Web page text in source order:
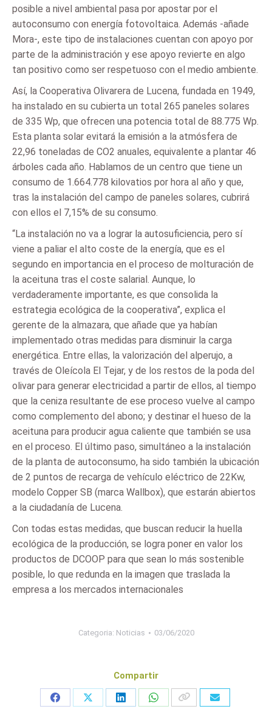
posible a nivel ambiental pasa por apostar por el
autoconsumo con energía fotovoltaica. Además -añade
Mora-, este tipo de instalaciones cuentan con apoyo por
parte de la administración y ese apoyo revierte en algo
tan positivo como ser respetuoso con el medio ambiente.
Así, la Cooperativa Olivarera de Lucena, fundada en 1949,
ha instalado en su cubierta un total 265 paneles solares
de 335 Wp, que ofrecen una potencia total de 88.775 Wp.
Esta planta solar evitará la emisión a la atmósfera de
22,96 toneladas de CO2 anuales, equivalente a plantar 46
árboles cada año. Hablamos de un centro que tiene un
consumo de 1.664.778 kilovatios por hora al año y que,
tras la instalación del campo de paneles solares, cubrirá
con ellos el 7,15% de su consumo.
“La instalación no va a lograr la autosuficiencia, pero sí
viene a paliar el alto coste de la energía, que es el
segundo en importancia en el proceso de molturación de
la aceituna tras el coste salarial. Aunque, lo
verdaderamente importante, es que consolida la
estrategia ecológica de la cooperativa”, explica el
gerente de la almazara, que añade que ya habían
implementado otras medidas para disminuir la carga
energética. Entre ellas, la valorización del alperujo, a
través de Oleícola El Tejar, y de los restos de la poda del
olivar para generar electricidad a partir de ellos, al tiempo
que la ceniza resultante de ese proceso vuelve al campo
como complemento del abono; y destinar el hueso de la
aceituna para producir agua caliente que también se usa
en el proceso. El último paso, simultáneo a la instalación
de la planta de autoconsumo, ha sido también la ubicación
de 2 puntos de recarga de vehículo eléctrico de 22Kw,
modelo Copper SB (marca Wallbox), que estarán abiertos
a la ciudadanía de Lucena.
Con todas estas medidas, que buscan reducir la huella
ecológica de la producción, se logra poner en valor los
productos de DCOOP para que sean lo más sostenible
posible, lo que redunda en la imagen que traslada la
empresa a los mercados internacionales
Categoria: Noticias 03/06/2020
Compartir
Share
Share
Share
Share